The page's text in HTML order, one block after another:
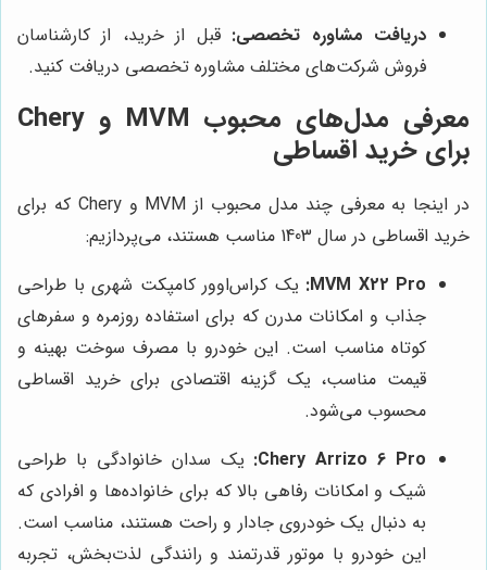
دریافت مشاوره تخصصی: قبل از خرید، از کارشناسان
فروش شرکت‌های مختلف مشاوره تخصصی دریافت کنید.
معرفی مدل‌های محبوب MVM و Chery
برای خرید اقساطی
در اینجا به معرفی چند مدل محبوب از MVM و Chery که برای
خرید اقساطی در سال 1403 مناسب هستند، می‌پردازیم:
MVM X22 Pro: یک کراس‌اوور کامپکت شهری با طراحی
جذاب و امکانات مدرن که برای استفاده روزمره و سفرهای
کوتاه مناسب است. این خودرو با مصرف سوخت بهینه و
قیمت مناسب، یک گزینه اقتصادی برای خرید اقساطی
محسوب می‌شود.
Chery Arrizo 6 Pro: یک سدان خانوادگی با طراحی
شیک و امکانات رفاهی بالا که برای خانواده‌ها و افرادی که
به دنبال یک خودروی جادار و راحت هستند، مناسب است.
این خودرو با موتور قدرتمند و رانندگی لذت‌بخش، تجربه